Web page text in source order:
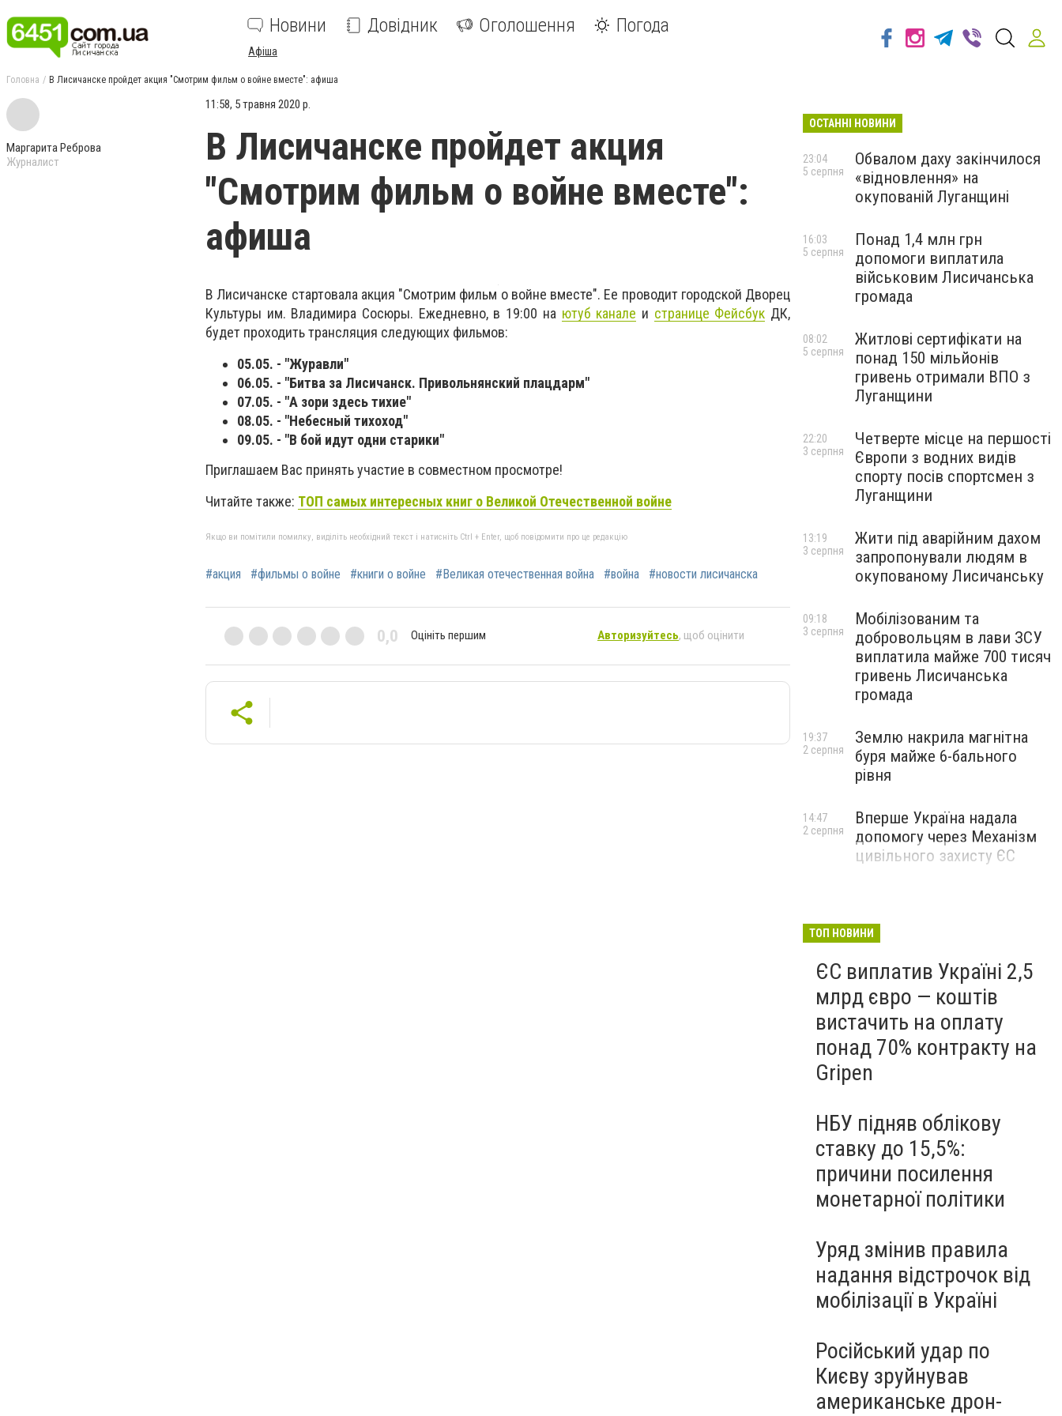
Новини Довідник Оголошення Погода
Афіша
Головна В Лисичанске пройдет акция "Смотрим фильм о войне вместе": афиша
Маргарита Реброва
Журналист
11:58, 5 травня 2020 р.
В Лисичанске пройдет акция
"Смотрим фильм о войне вместе":
афиша
В Лисичанске стартовала акция "Смотрим фильм о войне вместе". Ее проводит городской Дворец
Культуры им. Владимира Сосюры. Ежедневно, в 19:00 на ютуб канале и странице Фейсбук ДК,
будет проходить трансляция следующих фильмов:
05.05. - "Журавли"
06.05. - "Битва за Лисичанск. Привольнянский плацдарм"
07.05. - "А зори здесь тихие"
08.05. - "Небесный тихоход"
09.05. - "В бой идут одни старики"
Приглашаем Вас принять участие в совместном просмотре!
Читайте также: ТОП самых интересных книг о Великой Отечественной войне
Якщо ви помітили помилку, виділіть необхідний текст і натисніть Ctrl + Enter, щоб повідомити про це редакцію
#акция #фильмы о войне #книги о войне #Великая отечественная война #война #новости лисичанска
0,0 Оцініть першим Авторизуйтесь, щоб оцінити
ОСТАННІ НОВИНИ
Обвалом даху закінчилося
«відновлення» на
окупованій Луганщині
23:04
5 серпня
Понад 1,4 млн грн
допомоги виплатила
військовим Лисичанська
громада
16:03
5 серпня
Житлові сертифікати на
понад 150 мільйонів
гривень отримали ВПО з
Луганщини
08:02
5 серпня
Четверте місце на першості
Європи з водних видів
спорту посів спортсмен з
Луганщини
22:20
3 серпня
Жити під аварійним дахом
запропонували людям в
окупованому Лисичанську
13:19
3 серпня
Мобілізованим та
добровольцям в лави ЗСУ
виплатила майже 700 тисяч
гривень Лисичанська
громада
09:18
3 серпня
Землю накрила магнітна
буря майже 6-бального
рівня
19:37
2 серпня
Вперше Україна надала
допомогу через Механізм
цивільного захисту ЄС
14:47
2 серпня
ТОП НОВИНИ
ЄС виплатив Україні 2,5
млрд євро — коштів
вистачить на оплату
понад 70% контракту на
Gripen
НБУ підняв облікову
ставку до 15,5%:
причини посилення
монетарної політики
Уряд змінив правила
надання відстрочок від
мобілізації в Україні
Російський удар по
Києву зруйнував
американське дрон-